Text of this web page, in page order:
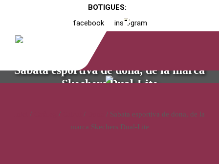
BOTIGUES:
facebook
instagram
Sabata esportiva de dona, de la marca
Skechers Dual-Lite
/ / /
/ Sabata esportiva de dona, de la
marca Skechers Dual-Lite